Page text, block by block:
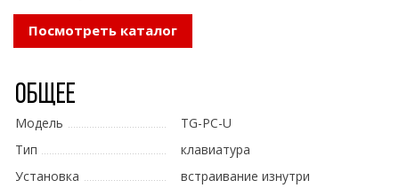
Посмотреть каталог
Общее
Модель
TG-PC-U
Тип
клавиатура
Установка
встраивание изнутри